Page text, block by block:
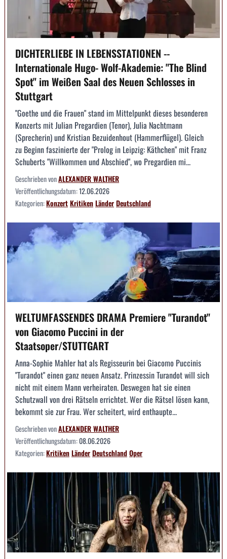
DICHTERLIEBE IN LEBENSSTATIONEN --
Internationale Hugo- Wolf-Akademie: "The Blind
Spot" im Weißen Saal des Neuen Schlosses in
Stuttgart
"Goethe und die Frauen" stand im Mittelpunkt dieses besonderen
Konzerts mit Julian Pregardien (Tenor), Julia Nachtmann
(Sprecherin) und Kristian Bezuidenhout (Hammerflügel). Gleich
zu Beginn faszinierte der "Prolog in Leipzig: Käthchen" mit Franz
Schuberts "Willkommen und Abschied", wo Pregardien mi...
Geschrieben vonALEXANDER WALTHER
Veröffentlichungsdatum:12.06.2026
Kategorien:KonzertKritikenLänderDeutschland
WELTUMFASSENDES DRAMA Premiere "Turandot"
von Giacomo Puccini in der
Staatsoper/STUTTGART
Anna-Sophie Mahler hat als Regisseurin bei Giacomo Puccinis
"Turandot" einen ganz neuen Ansatz. Prinzessin Turandot will sich
nicht mit einem Mann verheiraten. Deswegen hat sie einen
Schutzwall von drei Rätseln errichtet. Wer die Rätsel lösen kann,
bekommt sie zur Frau. Wer scheitert, wird enthaupte...
Geschrieben vonALEXANDER WALTHER
Veröffentlichungsdatum:08.06.2026
Kategorien:KritikenLänderDeutschlandOper